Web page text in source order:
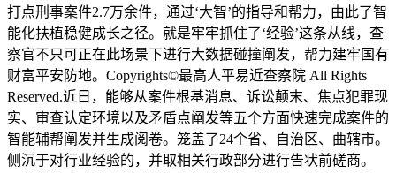
打点刑事案件2.7万余件，通过‘大智’的指导和帮力，由此了智
能化扶植稳健成长之径。就是牢牢抓住了‘经验’这条从线，查
察官不只可正在此场景下进行大数据碰撞阐发，帮力建牢国有
财富平安防地。Copyrights©最高人平易近查察院 All Rights
Reserved.近日，能够从案件根基消息、诉讼颠末、焦点犯罪现
实、审查认定环境以及矛盾点阐发等五个方面快速完成案件的
智能辅帮阐发并生成阅卷。笼盖了24个省、自治区、曲辖市。
侧沉于对行业经验的，并取相关行政部分进行告状前磋商。